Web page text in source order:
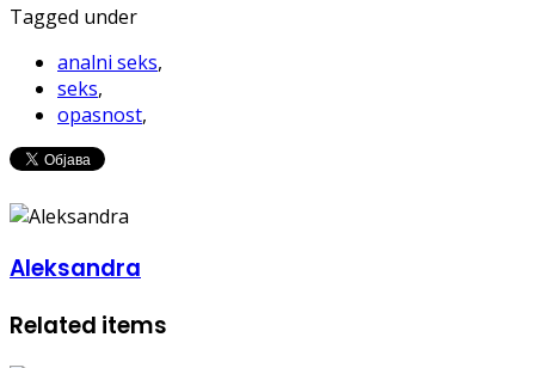
Tagged under
analni seks,
seks,
opasnost,
Aleksandra
Related items